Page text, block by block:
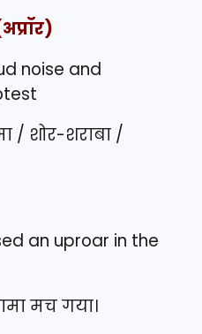
noise and
/ शोर-शराबा /
an uproar in the
मच गया।